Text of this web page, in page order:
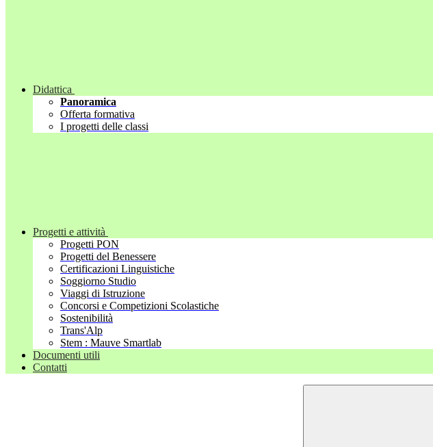
Didattica
Panoramica
Offerta formativa
I progetti delle classi
Progetti e attività
Progetti PON
Progetti del Benessere
Certificazioni Linguistiche
Soggiorno Studio
Viaggi di Istruzione
Concorsi e Competizioni Scolastiche
Sostenibilità
Trans'Alp
Stem : Mauve Smartlab
Documenti utili
Contatti